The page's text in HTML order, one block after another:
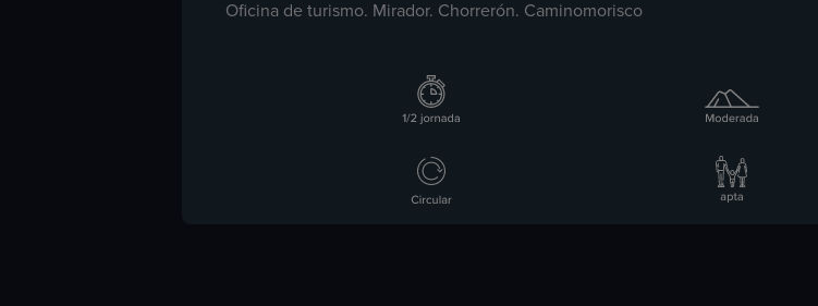
Oficina de turismo. Mirador. Chorrerón. Caminomorisco